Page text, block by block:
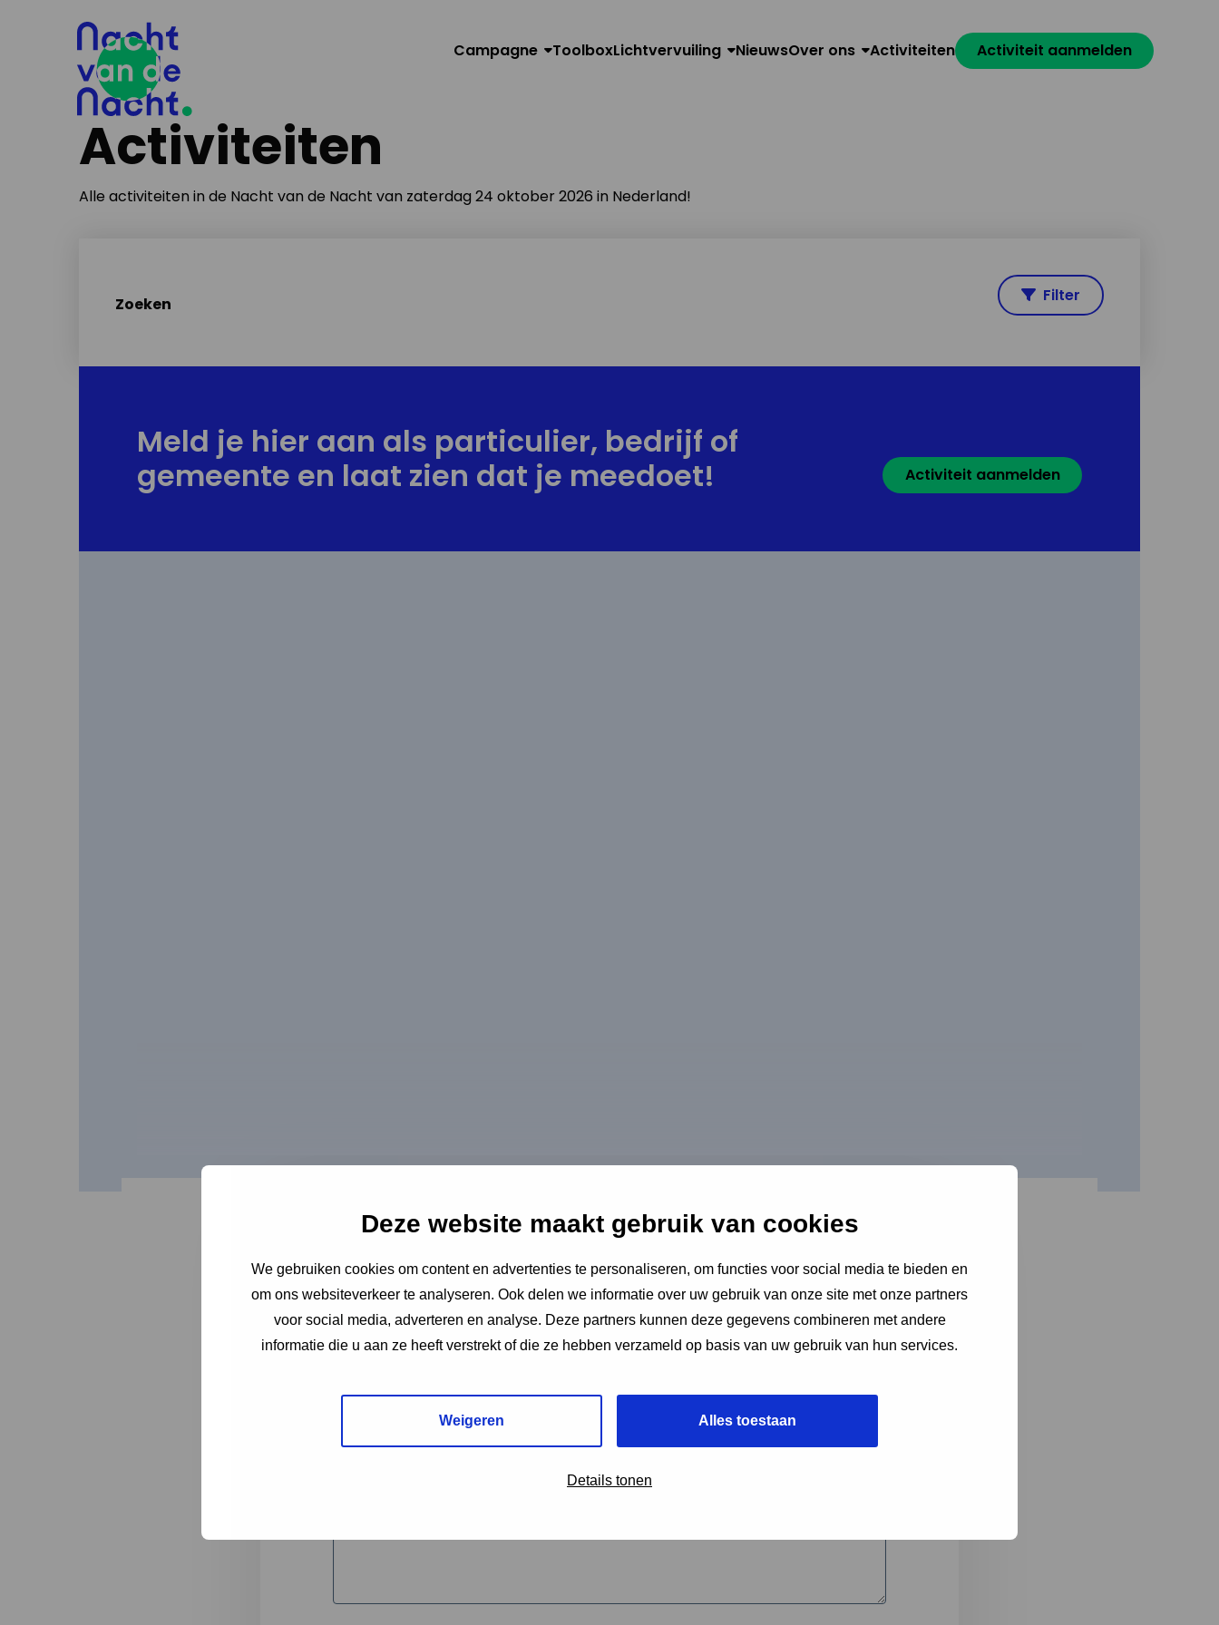
Deze website maakt gebruik van cookies
We gebruiken cookies om content en advertenties te personaliseren, om functies voor social media te bieden en
om ons websiteverkeer te analyseren. Ook delen we informatie over uw gebruik van onze site met onze partners
voor social media, adverteren en analyse. Deze partners kunnen deze gegevens combineren met andere
informatie die u aan ze heeft verstrekt of die ze hebben verzameld op basis van uw gebruik van hun services.
Weigeren Alles toestaan
Details tonen
Campagne ToolboxLichtvervuiling NieuwsOver ons Activiteiten Activiteit aanmelden
Activiteiten
Alle activiteiten in de Nacht van de Nacht van zaterdag 24 oktober 2026 in Nederland!
Zoeken Filter
Meld je hier aan als particulier, bedrijf of
gemeente en laat zien dat je meedoet!
Activiteit aanmelden
"* " geeft vereiste velden aan
1 2
3
Volledige omschrijving*